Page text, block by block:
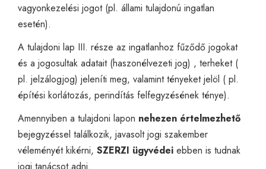
vagyonkezelési jogot (pl. állami tulajdonú ingatlan
esetén).
A tulajdoni lap III. része az ingatlanhoz fűződő jogokat
és a jogosultak adatait (haszonélvezeti jog) , terheket (
pl. jelzálogjog) jeleníti meg, valamint tényeket jelöl ( pl.
építési korlátozás, perindítás felfegyzésének ténye).
Amennyiben a tulajdoni lapon nehezen értelmezhető
bejegyzéssel találkozik, javasolt jogi szakember
véleményét kikérni, SZERZI ügyvédei ebben is tudnak
jogi tanácsotadni.